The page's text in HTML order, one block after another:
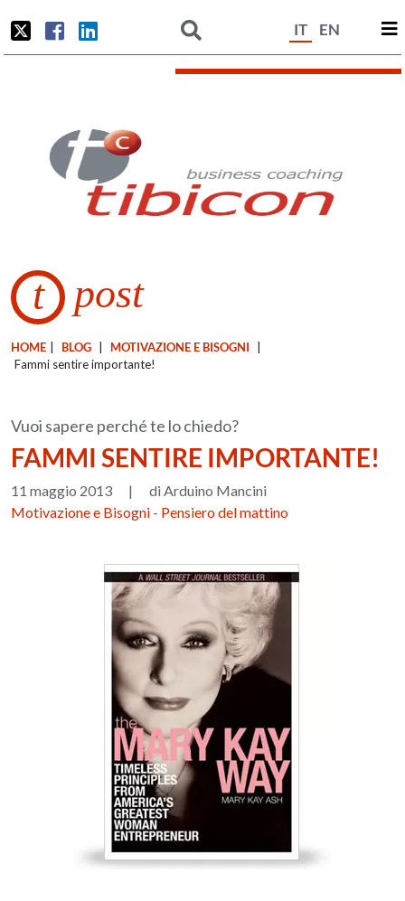
IT EN
t post
HOME BLOG MOTIVAZIONE E BISOGNI
Fammi sentire importante!
Vuoi sapere perché te lo chiedo?
FAMMI SENTIRE IMPORTANTE!
11 maggio 2013 |
di Arduino Mancini
Motivazione e Bisogni - Pensiero del mattino